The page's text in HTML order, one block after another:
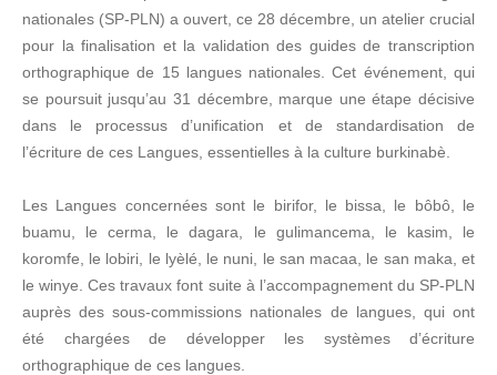
nationales (SP-PLN) a ouvert, ce 28 décembre, un atelier crucial
pour la finalisation et la validation des guides de transcription
orthographique de 15 langues nationales. Cet événement, qui
se poursuit jusqu’au 31 décembre, marque une étape décisive
dans le processus d’unification et de standardisation de
l’écriture de ces Langues, essentielles à la culture burkinabè.
Les Langues concernées sont le birifor, le bissa, le bôbô, le
buamu, le cerma, le dagara, le gulimancema, le kasim, le
koromfe, le lobiri, le lyèlé, le nuni, le san macaa, le san maka, et
le winye. Ces travaux font suite à l’accompagnement du SP-PLN
auprès des sous-commissions nationales de langues, qui ont
été chargées de développer les systèmes d’écriture
orthographique de ces langues.